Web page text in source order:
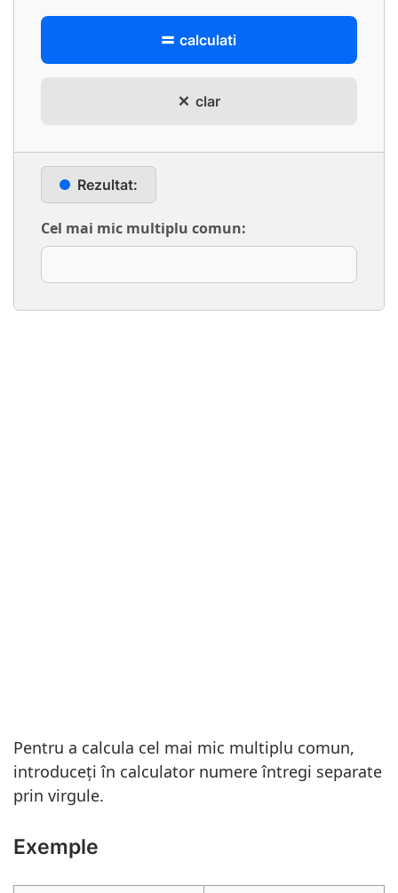
calculati
clar
Rezultat:
Cel mai mic multiplu comun:
Pentru a calcula cel mai mic multiplu comun,
introduceți în calculator numere întregi separate
prin virgule.
Exemple